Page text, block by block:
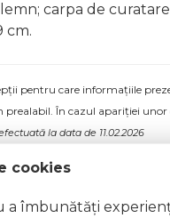
carpa de
cm.
pentru care informațiile
În cazul apariției
la data de 11.02.2026
cookies
a îmbunătăți